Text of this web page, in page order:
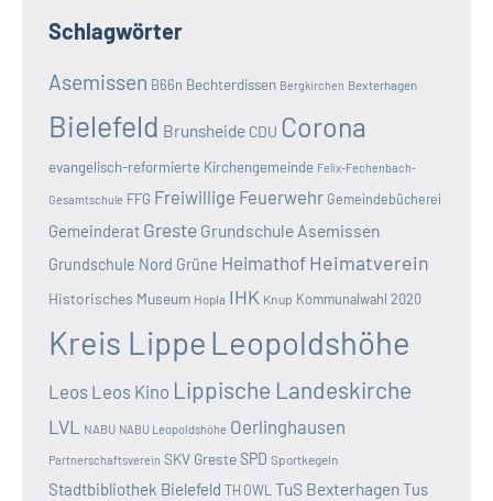
Schlagwörter
Asemissen B66n Bechterdissen Bergkirchen Bexterhagen
Bielefeld Brunsheide CDU Corona
evangelisch-reformierte Kirchengemeinde Felix-Fechenbach-
Gesamtschule FFG Freiwillige Feuerwehr Gemeindebücherei
Gemeinderat Greste Grundschule Asemissen
Grundschule Nord Grüne Heimathof Heimatverein
Historisches Museum Hopla IHK Knup Kommunalwahl 2020
Kreis Lippe Leopoldshöhe
Leos Leos Kino Lippische Landeskirche
LVL NABU NABU Leopoldshöhe Oerlinghausen
Partnerschaftsverein SKV GresteSPD Sportkegeln
Stadtbibliothek Bielefeld TH OWL TuS BexterhagenTus